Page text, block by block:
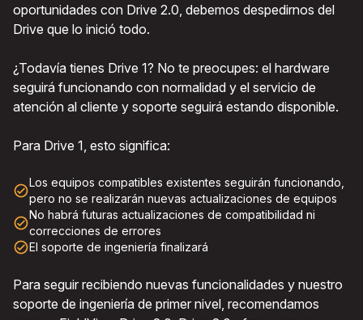
oportunidades con Drive 2.0, debemos despedirnos del
Drive que lo inició todo.
¿Todavía tienes Drive 1? No te preocupes: el hardware
seguirá funcionando con normalidad y el servicio de
atención al cliente y soporte seguirá estando disponible.
Para Drive 1, esto significa:
check_circle_outline
Los equipos compatibles existentes seguirán funcionando,
pero no se realizarán nuevas actualizaciones de equipos
check_circle_outline
No habrá futuras actualizaciones de compatibilidad ni
correcciones de errores
check_circle_outlineEl soporte de ingeniería finalizará
Para seguir recibiendo nuevas funcionalidades y nuestro
soporte de ingeniería de primer nivel, recomendamos